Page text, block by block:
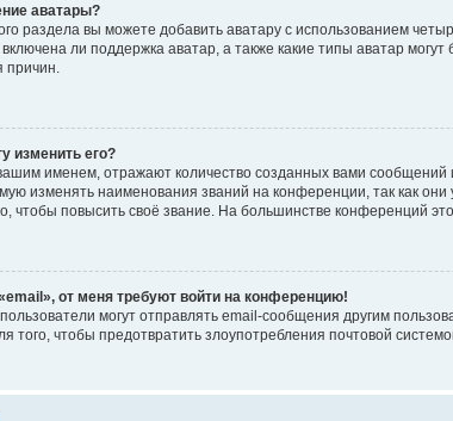
аватары?
раздела вы можете добавить аватару с использованием
ли поддержка аватар, а также какие типы аватар
изменить его?
именем, отражают количество созданных вами
изменять наименования званий на конференции, так как
чтобы повысить своё звание. На большинстве конференций
от меня требуют войти на конференцию!
могут отправлять email-сообщения другим
того, чтобы предотвратить злоупотребления почтовой